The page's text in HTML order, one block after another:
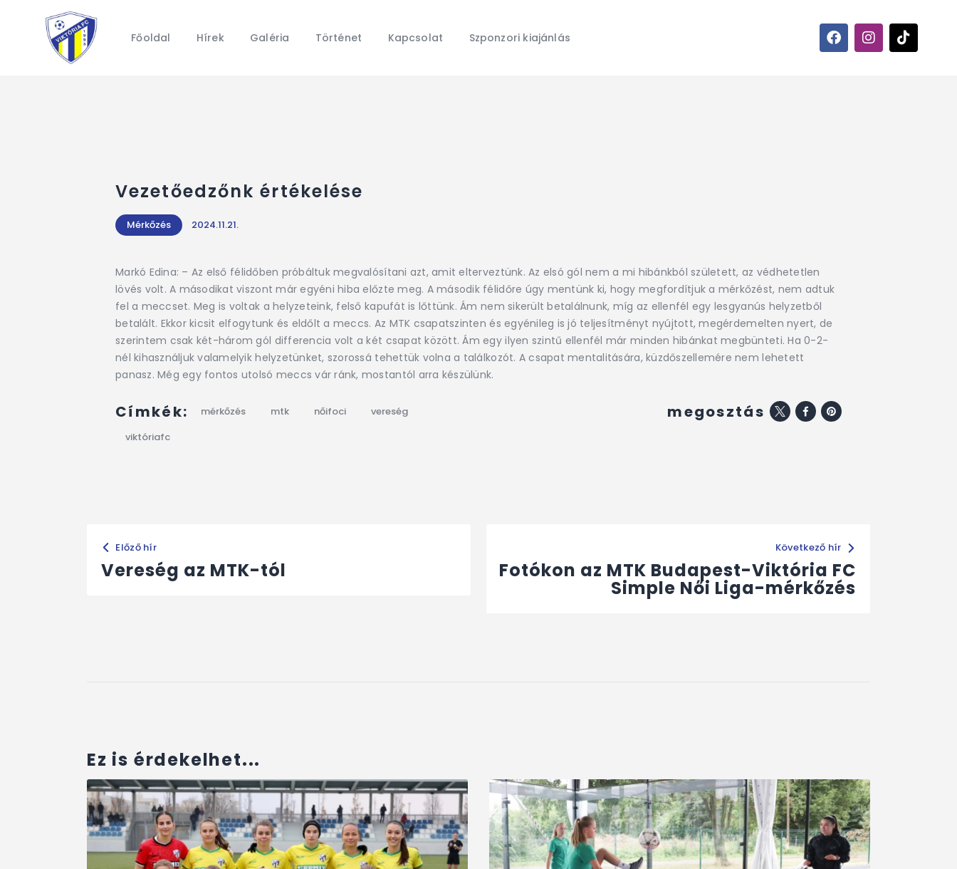
Főoldal Hírek Galéria Történet Kapcsolat Szponzori kiajánlás
Hírek
Vezetőedzőnk értékelése
Mérkőzés 2024.11.21.
Markó Edina: – Az első félidőben próbáltuk megvalósítani azt, amit elterveztünk. Az elsó gól nem a mi hibánkból született, az védhetetlen
lövés volt. A másodikat viszont már egyéni hiba előzte meg. A második félidőre úgy mentünk ki, hogy megfordítjuk a mérkőzést, nem adtuk
fel a meccset. Meg is voltak a helyzeteink, felső kapufát is lőttünk. Ám nem sikerült betalálnunk, míg az ellenfél egy lesgyanús helyzetből
betalált. Ekkor kicsit elfogytunk és eldőlt a meccs. Az MTK csapatszinten és egyénileg is jó teljesítményt nyújtott, megérdemelten nyert, de
szerintem csak két-három gól differencia volt a két csapat között. Ám egy ilyen szintű ellenfél már minden hibánkat megbünteti. Ha 0-2-
nél kihasználjuk valamelyik helyzetünket, szorossá tehettük volna a találkozót. A csapat mentalitására, küzdőszellemére nem lehetett
panasz. Még egy fontos utolsó meccs vár ránk, mostantól arra készülünk.
Címkék: mérkőzés mtk nőifoci
vereség
viktóriafc
megosztás
Előző hír
Vereség az MTK-tól
Következő hír
Fotókon az MTK Budapest-Viktória FC
Simple Női Liga-mérkőzés
Ez is érdekelhet...